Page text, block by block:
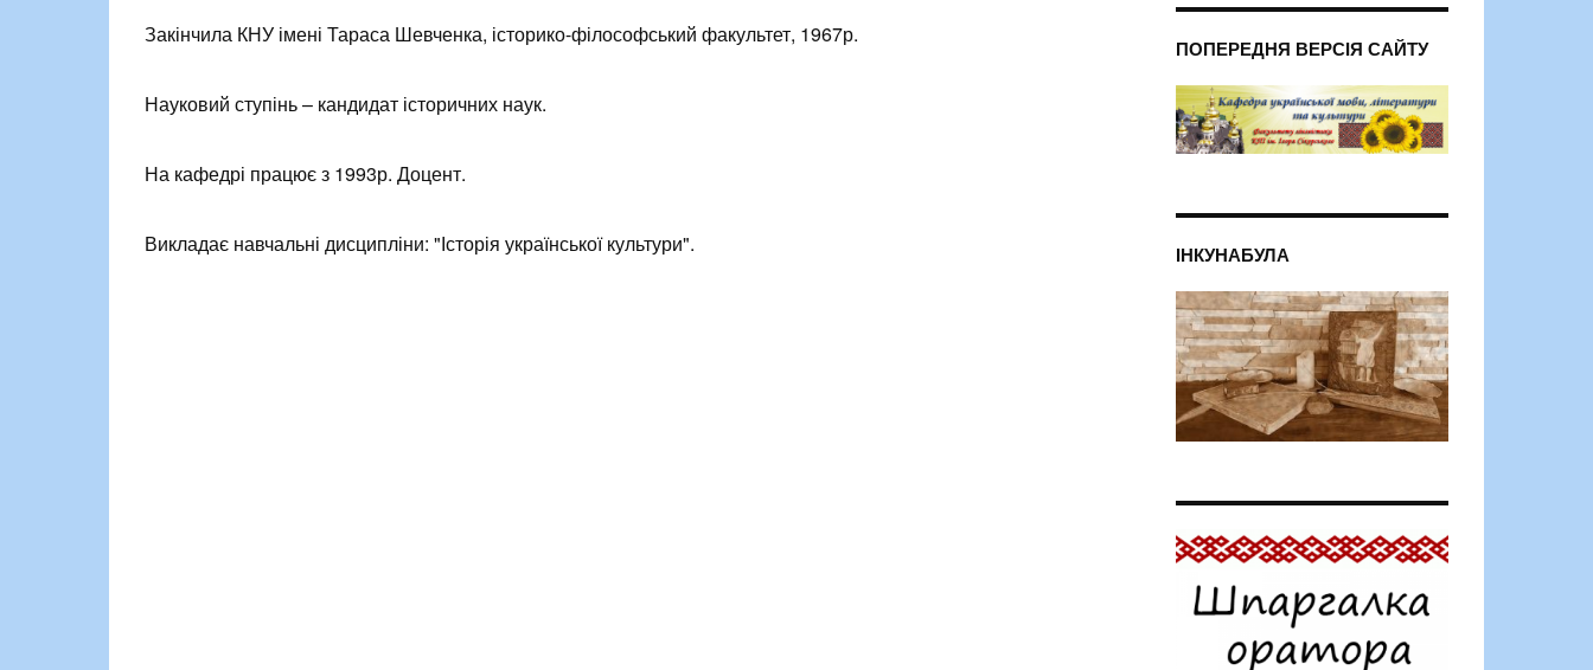
Закінчила КНУ імені Тараса Шевченка, історико-філософський факультет, 1967р.
Науковий ступінь – кандидат історичних наук.
На кафедрі працює з 1993р. Доцент.
Викладає навчальні дисципліни: "Історія української культури".
ПОПЕРЕДНЯ ВЕРСІЯ САЙТУ
ІНКУНАБУЛА